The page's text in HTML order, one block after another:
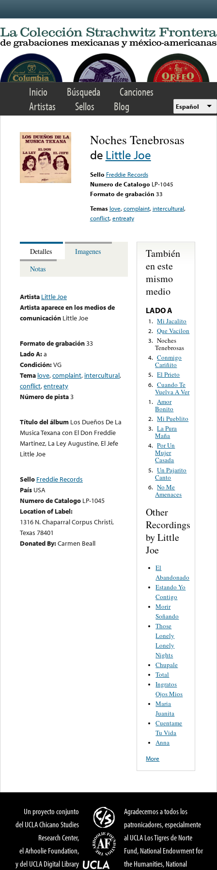
Inicio Búsqueda
Canciones
Artistas
Sellos Blog Español
Noches Tenebrosas
de Little Joe
Sello Freddie Records
Numero de Catalogo LP-1045
Formato de grabación 33
Temas love,complaint, intercultural,
conflict,entreaty
Detalles
Imagenes
Notas
Artista Little Joe
Artista aparece en los medios de
comunicación Little Joe
Formato de grabación33
Lado A:a
Condición:VG
Tema love,complaint, intercultural,
conflict,entreaty
Número de pista3
Título del álbum Los Dueños De La
Musica Texana con El Don Freddie
Martinez, La Ley Augustine, El Jefe
Little Joe
Sello Freddie Records
País USA
Numero de Catalogo LP-1045
Location of Label:
1316 N. Chaparral Corpus Christi,
Texas 78401
Donated By:Carmen Beall
También
en este
mismo
medio
LADO A
1. Mi Jacalito
2. Que Vacilon
3. Noches
Tenebrosas
4. Conmigo
Cariñito
5. El Prieto
6. Cuando Te
Vuelva A Ver
1. Amor
Bonito
2. Mi Pueblito
3. La Pura
Maña
4. Por Un
Mujer
Casada
5. Un Pajarito
Canto
6. No Me
Amenaces
Other
Recordings
by Little
Joe
El
Abandonado
Estando Yo
Contigo
Morir
Soñando
Those
Lonely
Lonely
Nights
Chupale
Total
Ingratos
Ojos Mios
Maria
Juanita
Cuentame
Tu Vida
Anna
More
Un proyecto conjunto
del UCLA Chicano Studies
Research Center,
el Arhoolie Foundation,
y del UCLA Digital Library
Agradecemos a todos los
patronicadores, especialmente
al UCLA Los Tigres de Norte
Fund, National Endowment for
the Humanities, National